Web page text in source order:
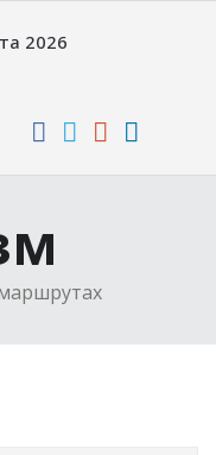
2026